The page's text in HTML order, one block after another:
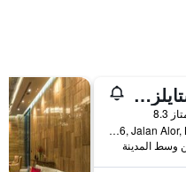
إيبيس ستايلز كوالا لمبور بوكيت بينتانج
8.3
No.16, Jalan Alor, Bukit Bintang, كوالا لمبور, ماليزيا